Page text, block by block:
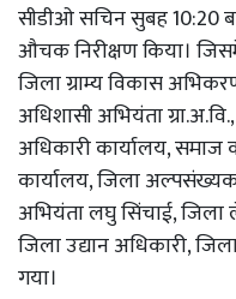
सीडीओ सचिन सुबह 10:20
औचक निरीक्षण किया।
जिला ग्राम्य विकास
अधिशासी अभियंता
अधिकारी कार्यालय,
कार्यालय, जिला
अभियंता लघु सिंचाई, जिला
जिला उद्यान अधिकारी,
गया।